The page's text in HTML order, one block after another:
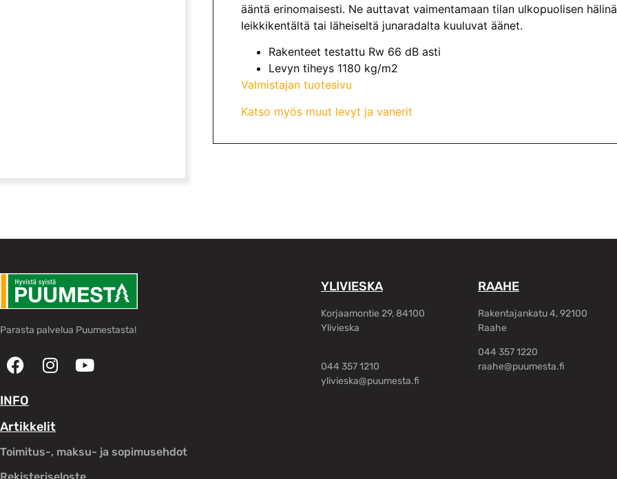
ääntä erinomaisesti. Ne auttavat vaimentamaan tilan ulkopuolisen
leikkikentältä tai läheiseltä junaradalta kuuluvat äänet.
Rakenteet testattu Rw 66 dB asti
Levyn tiheys 1180 kg/m2
Valmistajan tuotesivu
Katso myös muut levyt ja vanerit
Parasta palvelua Puumestasta!
INFO
Artikkelit
Toimitus-, maksu- ja sopimusehdot
YLIVIESKA
Korjaamontie 29, 84100
Ylivieska
044 357 1210
ylivieska@puumesta.fi
RAAHE
Rakentajankatu 4, 92100
Raahe
044 357 1220
raahe@puumesta.fi